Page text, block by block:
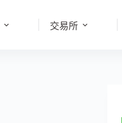
交易所